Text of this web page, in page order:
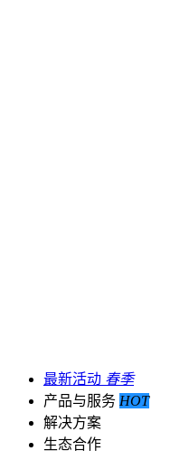
最新活动 春季
产品与服务 HOT
解决方案
生态合作